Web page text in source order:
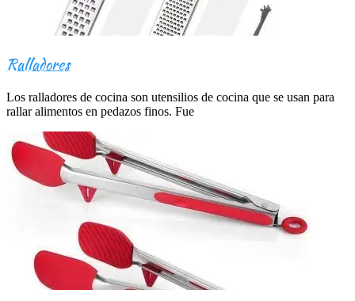
Ralladores
Los ralladores de cocina son utensilios de cocina que se usan para
rallar alimentos en pedazos finos. Fue